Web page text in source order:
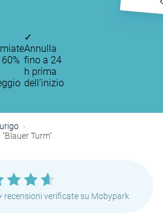
✓
Annulla
fino a 24
h prima
dell’inizio
Turm"
recensioni verificate su Mobypark